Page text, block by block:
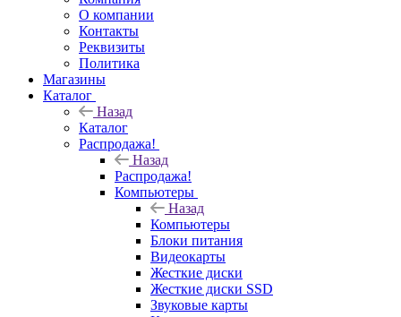
О компании
Контакты
Реквизиты
Политика
Магазины
Каталог
Назад
Каталог
Распродажа!
Назад
Распродажа!
Компьютеры
Назад
Компьютеры
Блоки питания
Видеокарты
Жесткие диски
Жесткие диски SSD
Звуковые карты